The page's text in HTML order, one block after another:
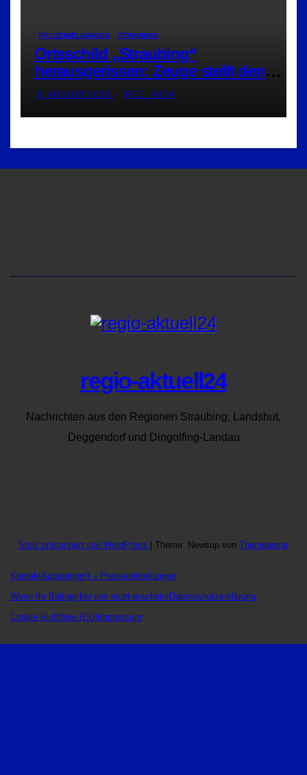
POLIZEIMELDUNGEN STRAUBING
Ortsschild „Straubing“
herausgerissen: Zeuge stellt den
Täter
8. AUGUST 2026 RED_RA24
regio-aktuell24
Nachrichten aus den Regionen Straubing, Landshut,
Deggendorf und Dingolfing-Landau
Stolz präsentiert von WordPress Theme: Newsup von Themeansar
KontaktAutoren(pm) – Pressemitteilungen
Wenn Ihr Beitrag bei uns nicht erscheintDatenschutzerklärung
Cookie-Richtlinie (EU) Impressum